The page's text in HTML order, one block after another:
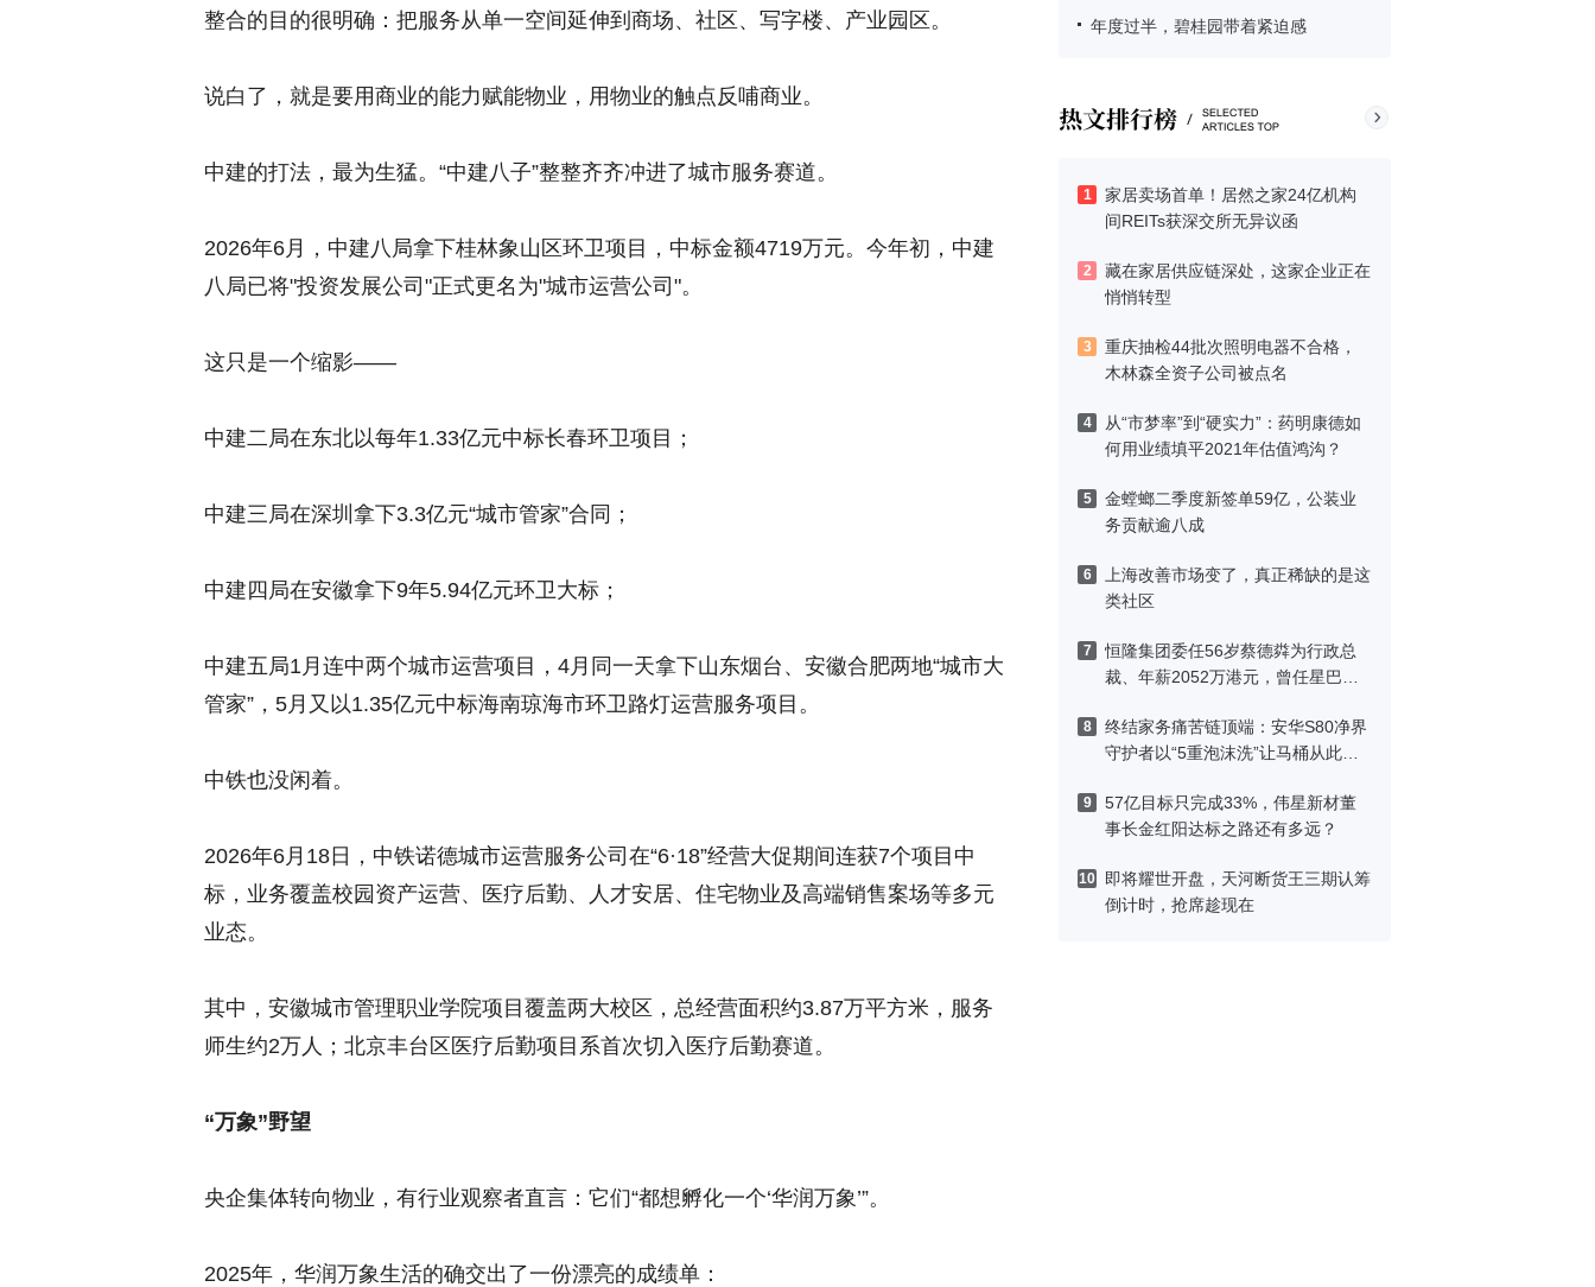
年度过半，碧桂园带着紧迫感
1
家居卖场首单！居然之家24亿机构
间REITs获深交所无异议函
2
藏在家居供应链深处，这家企业正在
悄悄转型
3
重庆抽检44批次照明电器不合格，
木林森全资子公司被点名
4
从“市梦率”到“硬实力”：药明康德如
何用业绩填平2021年估值鸿沟？
5
金螳螂二季度新签单59亿，公装业
务贡献逾八成
6
上海改善市场变了，真正稀缺的是这
类社区
7
恒隆集团委任56岁蔡德粦为行政总
裁、年薪2052万港元，曾任星巴克
8
终结家务痛苦链顶端：安华S80净界
守护者以“5重泡沫洗”让马桶从此免
9
57亿目标只完成33%，伟星新材董
事长金红阳达标之路还有多远？
10
即将耀世开盘，天河断货王三期认筹
倒计时，抢席趁现在
整合的目的很明确：把服务从单一空间延伸到商场、社区、写字楼、产业园区。
说白了，就是要用商业的能力赋能物业，用物业的触点反哺商业。
中建的打法，最为生猛。“中建八子”整整齐齐冲进了城市服务赛道。
2026年6月，中建八局拿下桂林象山区环卫项目，中标金额4719万元。今年初，中建
八局已将"投资发展公司"正式更名为"城市运营公司"。
这只是一个缩影——
中建二局在东北以每年1.33亿元中标长春环卫项目；
中建三局在深圳拿下3.3亿元“城市管家”合同；
中建四局在安徽拿下9年5.94亿元环卫大标；
中建五局1月连中两个城市运营项目，4月同一天拿下山东烟台、安徽合肥两地“城市大
管家”，5月又以1.35亿元中标海南琼海市环卫路灯运营服务项目。
中铁也没闲着。
2026年6月18日，中铁诺德城市运营服务公司在“6·18”经营大促期间连获7个项目中
标，业务覆盖校园资产运营、医疗后勤、人才安居、住宅物业及高端销售案场等多元
业态。
其中，安徽城市管理职业学院项目覆盖两大校区，总经营面积约3.87万平方米，服务
师生约2万人；北京丰台区医疗后勤项目系首次切入医疗后勤赛道。
“万象”野望
央企集体转向物业，有行业观察者直言：它们“都想孵化一个‘华润万象’”。
2025年，华润万象生活的确交出了一份漂亮的成绩单：